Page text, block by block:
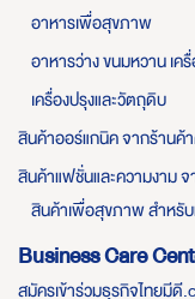
อาหารเพื่อสุขภาพ
อาหารว่าง ขนมหวาน เค
เครื่องปรุงและวัตถุดิบ
สินค้าออร์แกนิค จากร้าน
สินค้าแฟชั่นและความงาม
สินค้าเพื่อสุขภาพ สำหรับ
Business Care
สมัครเข้าร่วมธุรกิจไทยมีดี